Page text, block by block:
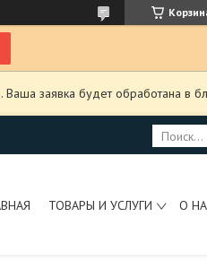
заявка будет обработана в
ТОВАРЫ И УСЛУГИ О